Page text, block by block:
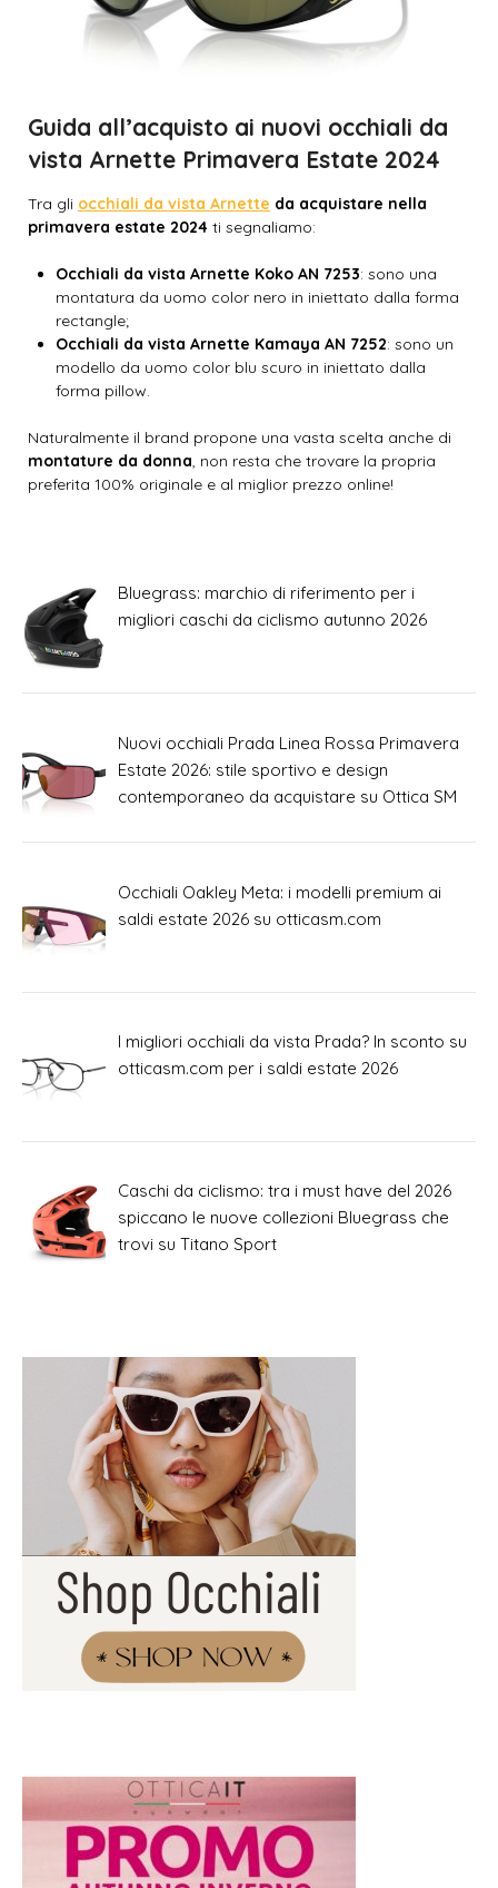
Guida all’acquisto ai nuovi occhiali da
vista Arnette Primavera Estate 2024
Tra gli occhiali da vista Arnette da acquistare nella
primavera estate 2024 ti segnaliamo:
Occhiali da vista Arnette Koko AN 7253: sono una
montatura da uomo color nero in iniettato dalla forma
rectangle;
Occhiali da vista Arnette Kamaya AN 7252: sono un
modello da uomo color blu scuro in iniettato dalla
forma pillow.
Naturalmente il brand propone una vasta scelta anche di
montature da donna, non resta che trovare la propria
preferita 100% originale e al miglior prezzo online!
Bluegrass: marchio di riferimento per i
migliori caschi da ciclismo autunno 2026
Nuovi occhiali Prada Linea Rossa Primavera
Estate 2026: stile sportivo e design
contemporaneo da acquistare su Ottica SM
Occhiali Oakley Meta: i modelli premium ai
saldi estate 2026 su otticasm.com
I migliori occhiali da vista Prada? In sconto su
otticasm.com per i saldi estate 2026
Caschi da ciclismo: tra i must have del 2026
spiccano le nuove collezioni Bluegrass che
trovi su Titano Sport